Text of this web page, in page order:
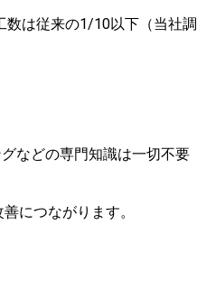
数は従来の1/10以下（当社調
などの専門知識は一切不要
につながります。